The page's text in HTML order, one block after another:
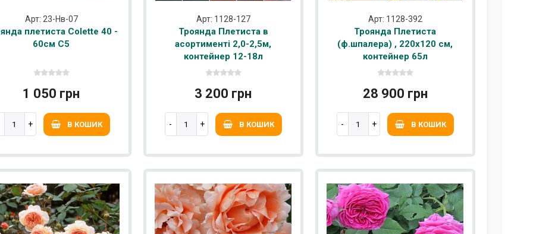
Арт: 23-Нв-07
плетиста Colette 40 -
60см C5
1 050 грн
В КОШИК
Арт: 1128-127
Троянда Плетиста в
асортименті 2,0-2,5м,
контейнер 12-18л
3 200 грн
В КОШИК
Арт: 1128-392
Троянда Плетиста
(ф.шпалера) , 220х120 см,
контейнер 65л
28 900 грн
В КОШИК